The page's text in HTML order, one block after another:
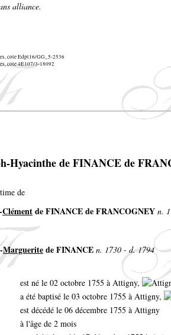
alliance.
cote Edpt16/GG_5-2536
cote 4E107/3-18092
Hyacinthe de FINANCE de
de
Clémentde FINANCE de FRANCOGNEY n.
Margueritede FINANCE n. 1730 - d. 1794
est né le 02 octobre 1755 à Attigny,
a été baptisé le 03 octobre 1755 à Attigny,
est décédé le 06 décembre 1755 à Attigny
à l'âge de 2 mois